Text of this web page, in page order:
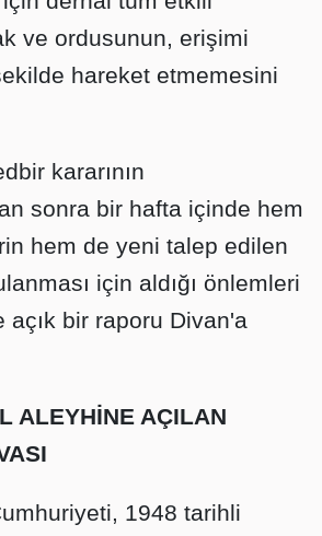
ve ordusunun, erişimi
hareket etmemesini
kararının
sonra bir hafta içinde hem
hem de yeni talep edilen
için aldığı önlemleri
açık bir raporu Divan'a
ALEYHİNE AÇILAN
1948 tarihli